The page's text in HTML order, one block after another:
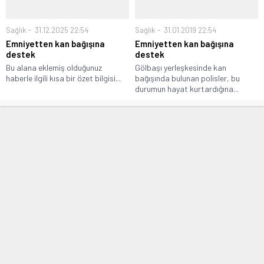
Sağlık 31.12.2025 22:54
Emniyetten kan bağışına
destek
Bu alana eklemiş olduğunuz
haberle ilgili kısa bir özet bilgisi...
Sağlık 31.01.2019 22:54
Emniyetten kan bağışına
destek
Gölbaşı yerleşkesinde kan
bağışında bulunan polisler, bu
durumun hayat kurtardığına...